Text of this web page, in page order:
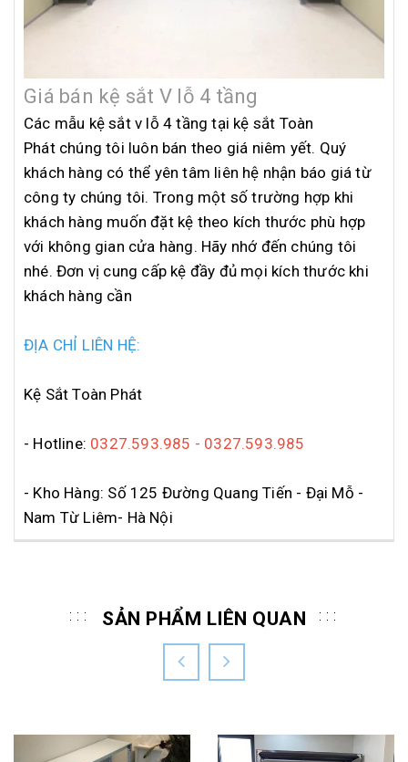
Giá bán kệ sắt V lỗ 4 tầng
Các mẫu kệ sắt v lỗ 4 tầng tại kệ sắt Toàn
Phát chúng tôi luôn bán theo giá niêm yết. Quý
khách hàng có thể yên tâm liên hệ nhận báo giá từ
công ty chúng tôi. Trong một số trường hợp khi
khách hàng muốn đặt kệ theo kích thước phù hợp
với không gian cửa hàng. Hãy nhớ đến chúng tôi
nhé. Đơn vị cung cấp kệ đầy đủ mọi kích thước khi
khách hàng cần
ĐỊA CHỈ LIÊN HỆ:
Kệ Sắt Toàn Phát
- Hotline: 0327.593.985 - 0327.593.985
- Kho Hàng: Số 125 Đường Quang Tiến - Đại Mỗ -
Nam Từ Liêm- Hà Nội
SẢN PHẨM LIÊN QUAN